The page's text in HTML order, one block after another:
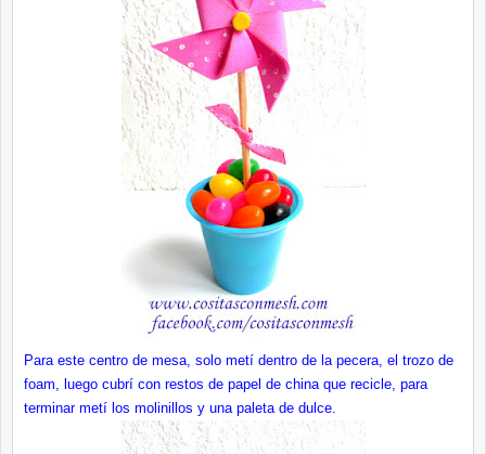
Para este centro de mesa, solo metí dentro de la pecera, el trozo de
foam, luego cubrí con restos de papel de china que recicle, para
terminar metí los molinillos y una paleta de dulce.